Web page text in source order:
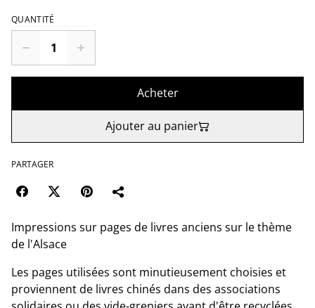
QUANTITÉ
Acheter
Ajouter au panier
PARTAGER
Impressions sur pages de livres anciens sur le thème
de l'Alsace
Les pages utilisées sont minutieusement choisies et
proviennent de livres chinés dans des associations